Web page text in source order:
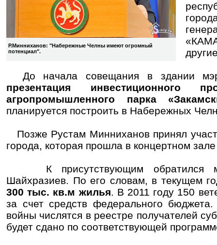
Р.Минниханов: "Набережные Челны имеют огромный
потенциал".
До начала совещания в здании
презентация инвестиционного
агропромышленного парка
планируется построить в Набережных
Позже Рустам Минниханов принял
города, которая прошла в концертном
К присутствующим обратился
Шайхразиев. По его словам, в текущем
300 тыс. кв.м жилья. В 2011 году 150
за счет средств федерального
войны числятся в реестре получателей
будет сдано по соответствующей